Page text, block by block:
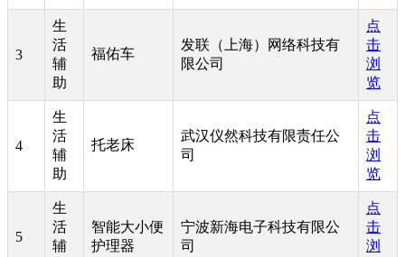
3
生
活
辅
助
福佑车
发联（上海）网络科技有
限公司
点
击
浏
览
4
生
活
辅
助
托老床
武汉仪然科技有限责任公
司
点
击
浏
览
5
生
活
辅
智能大小便
护理器
宁波新海电子科技有限公
司
点
击
浏